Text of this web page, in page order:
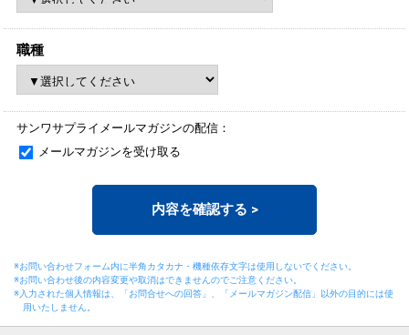
職種
サンワサプライメールマガジンの配信：
メールマガジンを受け取る
内容を確認する >
※お問い合わせフォーム内に半角カタカナ・機種依存文字は使用しないでください。
※お問い合わせ後の内容変更や取消はできませんのでご注意ください。
※入力された個人情報は、「お問合せへの回答」、「メールマガジン配信」以外の目的には使
用いたしません。